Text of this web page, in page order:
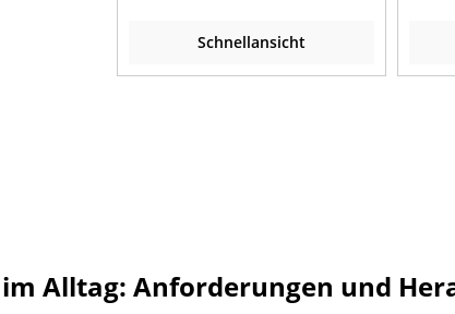
Schnellansicht
Alltag: Anforderungen und